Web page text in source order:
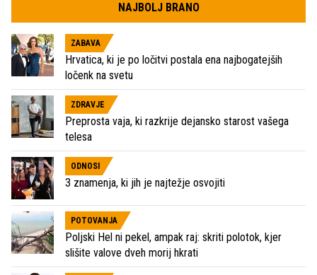
NAJBOLJ BRANO
ZABAVA
Hrvatica, ki je po ločitvi postala ena najbogatejših
ločenk na svetu
ZDRAVJE
Preprosta vaja, ki razkrije dejansko starost vašega
telesa
ODNOSI
3 znamenja, ki jih je najtežje osvojiti
POTOVANJA
Poljski Hel ni pekel, ampak raj: skriti polotok, kjer
slišite valove dveh morij hkrati